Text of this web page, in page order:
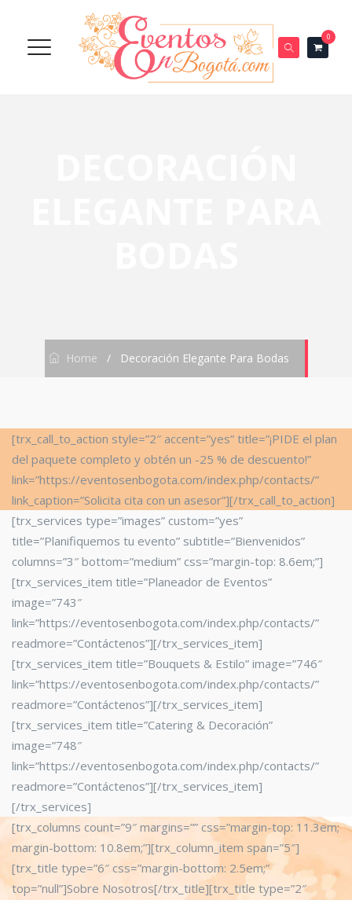
0
Home / Decoración Elegante Para Bodas
[trx_call_to_action style=”2″ accent=”yes” title=”¡PIDE el plan
del paquete completo y obtén un -25 % de descuento!”
link=”https://eventosenbogota.com/index.php/contacts/”
link_caption=”Solicita cita con un asesor”][/trx_call_to_action]
[trx_services type=”images” custom=”yes”
title=”Planifiquemos tu evento” subtitle=”Bienvenidos”
columns=”3″ bottom=”medium” css=”margin-top: 8.6em;”]
[trx_services_item title=”Planeador de Eventos”
image=”743″
link=”https://eventosenbogota.com/index.php/contacts/”
readmore=”Contáctenos”][/trx_services_item]
[trx_services_item title=”Bouquets & Estilo” image=”746″
link=”https://eventosenbogota.com/index.php/contacts/”
readmore=”Contáctenos”][/trx_services_item]
[trx_services_item title=”Catering & Decoración”
image=”748″
link=”https://eventosenbogota.com/index.php/contacts/”
readmore=”Contáctenos”][/trx_services_item]
[/trx_services]
[trx_columns count=”9″ margins=”” css=”margin-top: 11.3em;
margin-bottom: 10.8em;”][trx_column_item span=”5″]
[trx_title type=”6″ css=”margin-bottom: 2.5em;”
top=”null”]Sobre Nosotros[/trx_title][trx_title type=”2″